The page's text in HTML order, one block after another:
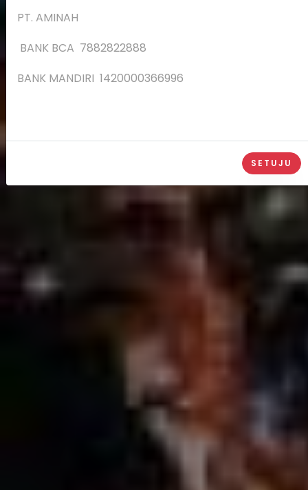
PT. AMINAH
BANK BCA 7882822888
BANK MANDIRI 1420000366996
SETUJU